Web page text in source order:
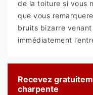
de la toiture si vous
que vous
bruits bizarre
immédiatement
Recevez
charpente